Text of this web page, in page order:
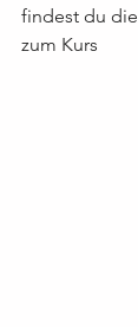
findest du
zum Kurs